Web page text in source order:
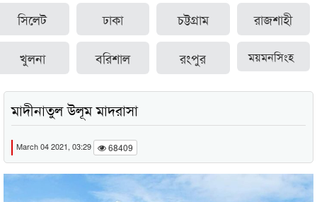
সিলেট ঢাকা চট্টগ্রাম রাজশাহী
খুলনা বরিশাল রংপুর ময়মনসিংহ
মাদীনাতুল উলূম মাদরাসা
March 04 2021, 03:29 68409